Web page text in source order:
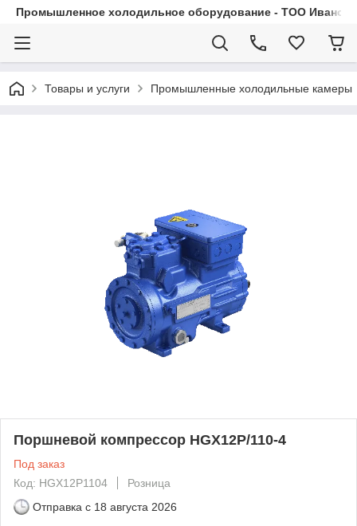
Промышленное холодильное оборудование - ТОО
Товары и услуги Промышленные холодильные камеры
Поршневой компрессор HGX12P/110-4
Под заказ
Код: HGX12P1104
Розница
Отправка с 18 августа 2026